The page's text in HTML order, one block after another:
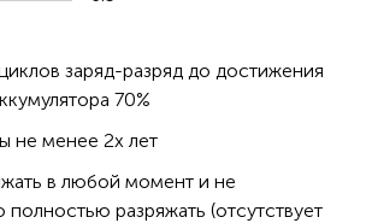
заряд-разряд до достижения
70%
не менее 2х лет
в любой момент и не
полностью разряжать (отсутствует